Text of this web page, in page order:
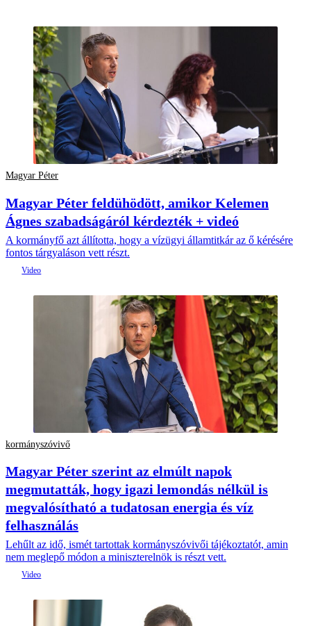
Magyar Péter
Magyar Péter feldühödött, amikor Kelemen
Ágnes szabadságáról kérdezték + videó
A kormányfő azt állította, hogy a vízügyi államtitkár az ő kérésére
fontos tárgyaláson vett részt.
kormányszóvivő
Magyar Péter szerint az elmúlt napok
megmutatták, hogy igazi lemondás nélkül is
megvalósítható a tudatosan energia és víz
felhasználás
Lehűlt az idő, ismét tartottak kormányszóvivői tájékoztatót, amin
nem meglepő módon a miniszterelnök is részt vett.